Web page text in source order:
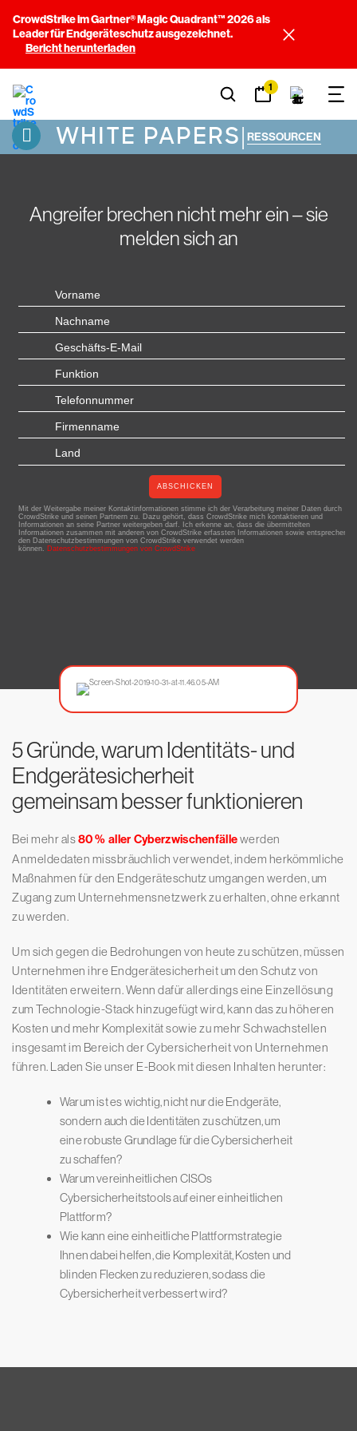
CrowdStrike im Gartner® Magic Quadrant™ 2026 als
Leader für Endgeräteschutz ausgezeichnet.
Bericht herunterladen
1
WHITE PAPERS| RESSOURCEN
Angreifer brechen nicht mehr ein – sie
melden sich an
5 Gründe, warum Identitäts- und
Endgerätesicherheit
gemeinsam besser funktionieren
Bei mehr als80 % aller Cyberzwischenfällewerden
Anmeldedaten missbräuchlich verwendet, indem herkömmliche
Maßnahmen für den Endgeräteschutz umgangen werden, um
Zugang zum Unternehmensnetzwerk zu erhalten, ohne erkannt
zu werden.
Um sich gegen die Bedrohungen von heute zu schützen, müssen
Unternehmen ihre Endgerätesicherheit um den Schutz von
Identitäten erweitern. Wenn dafür allerdings eine Einzellösung
zum Technologie-Stack hinzugefügt wird, kann das zu höheren
Kosten und mehr Komplexität sowie zu mehr Schwachstellen
insgesamt im Bereich der Cybersicherheit von Unternehmen
führen. Laden Sie unser E-Book mit diesen Inhalten herunter:
Warum ist es wichtig, nicht nur die Endgeräte,
sondern auch die Identitäten zu schützen, um
eine robuste Grundlage für die Cybersicherheit
zu schaffen?
Warum vereinheitlichen CISOs
Cybersicherheitstools auf einer einheitlichen
Plattform?
Wie kann eine einheitliche Plattformstrategie
Ihnen dabei helfen, die Komplexität, Kosten und
blinden Flecken zu reduzieren, sodass die
Cybersicherheit verbessert wird?